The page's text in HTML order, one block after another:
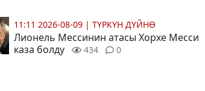
11:11 2026-08-09 | ТҮРКҮН ДҮЙНӨ
Лионель Мессинин атасы Хорхе Месси
каза болду
434 0